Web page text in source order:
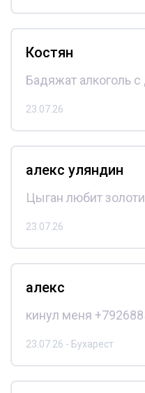
Костян
Бадяжат алкоголь
23.07.26
алекс уляндин
Цыган любит
23.07.26
алекс
кинул меня
23.07.26 - Бухарест